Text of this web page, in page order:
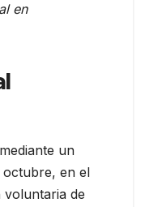
en
un
octubre, en el
voluntaria de